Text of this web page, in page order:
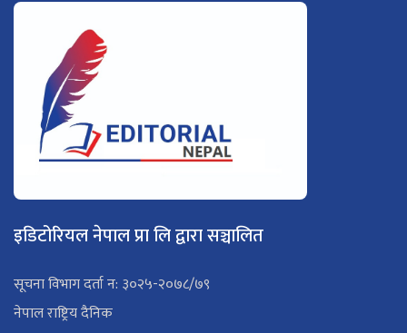
इडिटोरियल नेपाल प्रा लि द्वारा सञ्चालित
सूचना विभाग दर्ता न: ३०२५-२०७८/७९
नेपाल राष्ट्रिय दैनिक